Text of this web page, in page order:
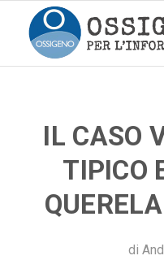
IL CASO
TIPICO
di